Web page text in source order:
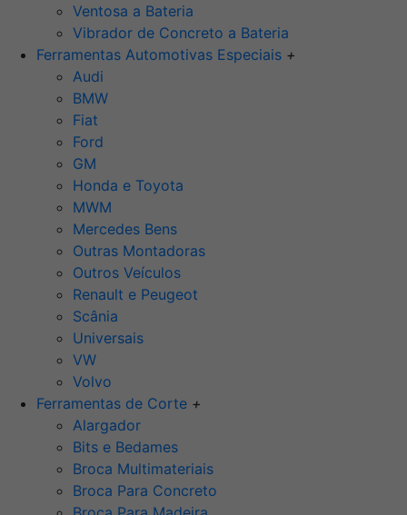
Ventosa a Bateria
Vibrador de Concreto a Bateria
Ferramentas Automotivas Especiais +
Audi
BMW
Fiat
Ford
GM
Honda e Toyota
MWM
Mercedes Bens
Outras Montadoras
Outros Veículos
Renault e Peugeot
Scânia
Universais
VW
Volvo
Ferramentas de Corte +
Alargador
Bits e Bedames
Broca Multimateriais
Broca Para Concreto